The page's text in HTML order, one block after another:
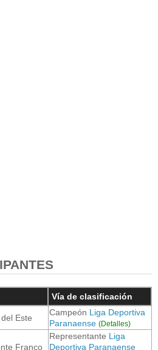
Vía de clasificación
Este
Campeón Liga Deportiva
Paranaense (Detalles)
Franco
Representante Liga
Deportiva Paranaense